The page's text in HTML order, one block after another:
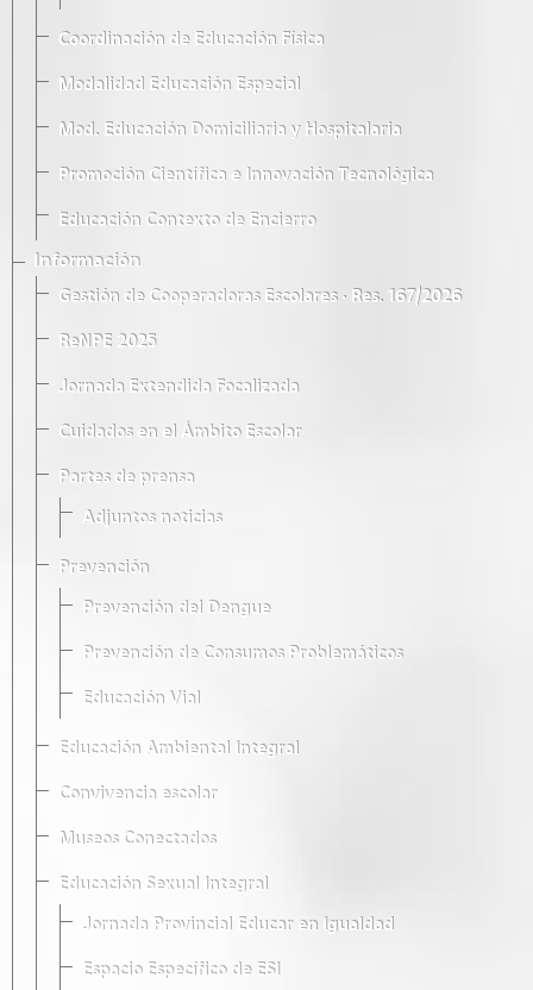
Coordinación de Educación Física
Modalidad Educación Especial
Mod. Educación Domiciliaria y Hospitalaria
Promoción Científica e Innovación Tecnológica
Educación Contexto de Encierro
Información
Gestión de Cooperadoras Escolares · Res. 167/2026
ReNPE 2025
Jornada Extendida Focalizada
Cuidados en el Ámbito Escolar
Partes de prensa
Adjuntos noticias
Prevención
Prevención del Dengue
Prevención de Consumos Problemáticos
Educación Vial
Educación Ambiental Integral
Convivencia escolar
Museos Conectados
Educación Sexual Integral
Jornada Provincial Educar en Igualdad
Espacio Específico de ESI